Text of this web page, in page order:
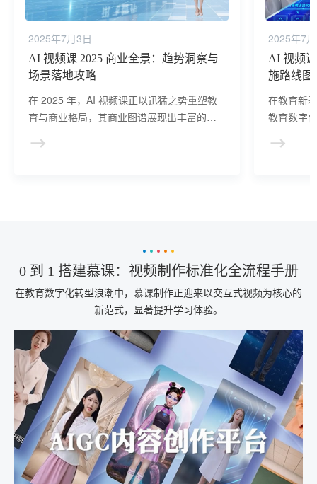
2025年7月3日
AI 视频课 2025 商业全景：趋势洞察与
场景落地攻略
在 2025 年，AI 视频课正以迅猛之势重塑教
育与商业格局，其商业图谱展现出丰富的市
2025年7
AI 视频
施路线图
在教育新
教育数字
教学质量
0 到 1 搭建慕课：视频制作标准化全流程手册
在教育数字化转型浪潮中，慕课制作正迎来以交互式视频为核心的
新范式，显著提升学习体验。